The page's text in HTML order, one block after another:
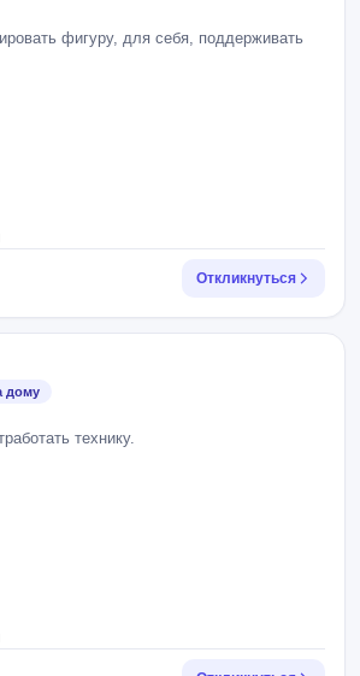
фигуру, для себя, поддерживать
Откликнуться
дому
технику.